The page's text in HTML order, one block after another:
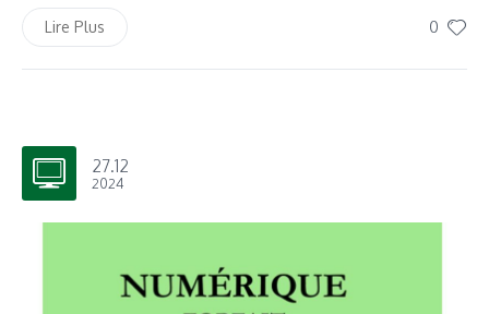
0
Lire Plus
27.12
2024